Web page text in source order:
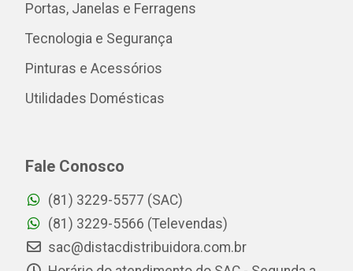
Portas, Janelas e Ferragens
Tecnologia e Segurança
Pinturas e Acessórios
Utilidades Domésticas
Fale Conosco
(81) 3229-5577 (SAC)
(81) 3229-5566 (Televendas)
sac@distacdistribuidora.com.br